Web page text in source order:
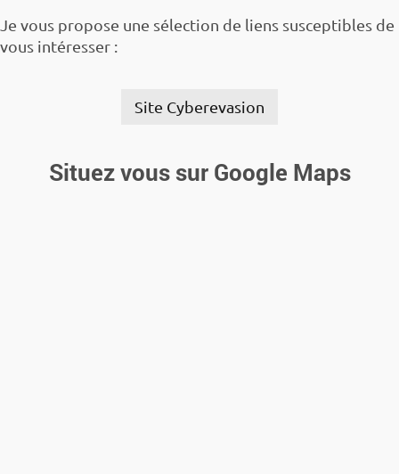
Je vous propose une sélection de liens susceptibles de
vous intéresser :
Site Cyberevasion
Situez vous sur Google Maps